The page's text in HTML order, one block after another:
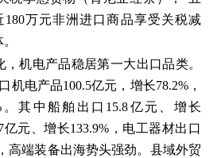
万元非洲进口商品享受关税减
机电产品稳居第一大出口品类。
机电产品100.5亿元，增长78.2%，
其中船舶出口15.8亿元、增长
亿元、增长133.9%，电工器材出口
高端装备出海势头强劲。县域外贸